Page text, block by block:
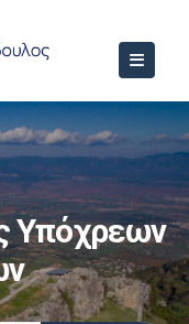
Υπόχρεων